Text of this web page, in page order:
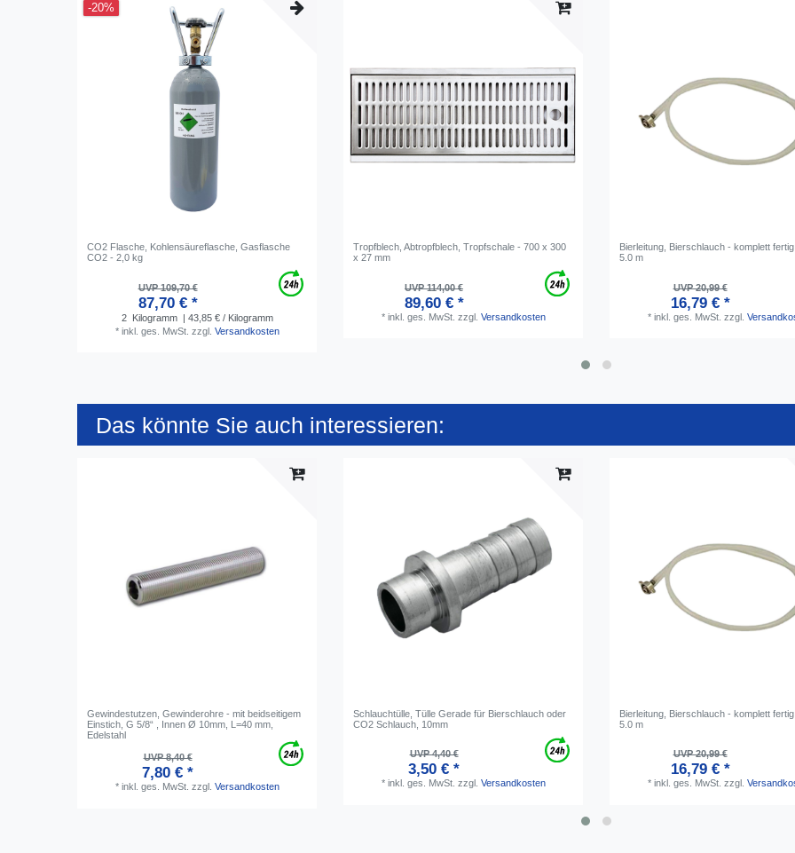
-20%
CO2 Flasche, Kohlensäureflasche, Gasflasche
CO2 - 2,0 kg
UVP 109,70 €
87,70 € *
2 Kilogramm
| 43,85 € / Kilogramm
* inkl. ges. MwSt. zzgl. Versandkosten
Tropfblech, Abtropfblech, Tropfschale - 700 x 300
x 27 mm
UVP 114,00 €
89,60 € *
* inkl. ges. MwSt. zzgl. Versandkosten
Bierleitung, Bierschlauch - komplett
5.0 m
UVP 20,99 €
16,79 € *
* inkl. ges. MwSt. zzgl.
Das könnte Sie auch interessieren:
Gewindestutzen, Gewinderohre - mit beidseitigem
Einstich, G 5/8“ , Innen Ø 10mm, L=40 mm,
Edelstahl
UVP 8,40 €
7,80 € *
* inkl. ges. MwSt. zzgl. Versandkosten
Schlauchtülle, Tülle Gerade für Bierschlauch oder
CO2 Schlauch, 10mm
UVP 4,40 €
3,50 € *
* inkl. ges. MwSt. zzgl. Versandkosten
Bierleitung, Bierschlauch - komplett
5.0 m
UVP 20,99 €
16,79 € *
* inkl. ges. MwSt. zzgl.